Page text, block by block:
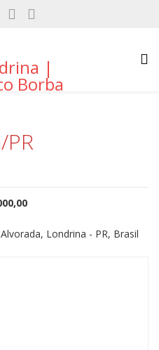
Londrina - PR, Brasil